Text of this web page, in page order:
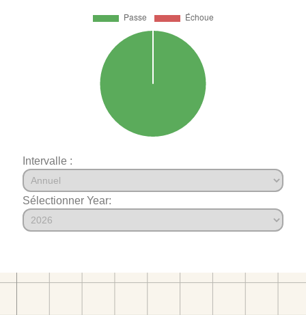
Intervalle :
Sélectionner Year: